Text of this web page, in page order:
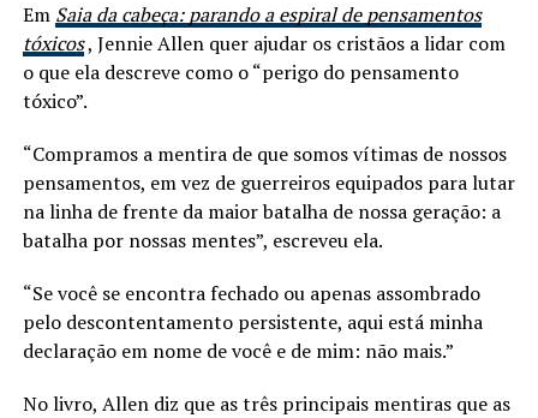
Em Saia da cabeça: parando a espiral de pensamentos
tóxicos, Jennie Allen quer ajudar os cristãos a lidar com
o que ela descreve como o “perigo do pensamento
tóxico”.
“Compramos a mentira de que somos vítimas de nossos
pensamentos, em vez de guerreiros equipados para lutar
na linha de frente da maior batalha de nossa geração: a
batalha por nossas mentes”, escreveu ela.
“Se você se encontra fechado ou apenas assombrado
pelo descontentamento persistente, aqui está minha
declaração em nome de você e de mim: não mais.”
No livro, Allen diz que as três principais mentiras que as